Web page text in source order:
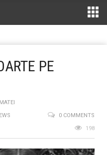
PE
0 COMMENTS
198